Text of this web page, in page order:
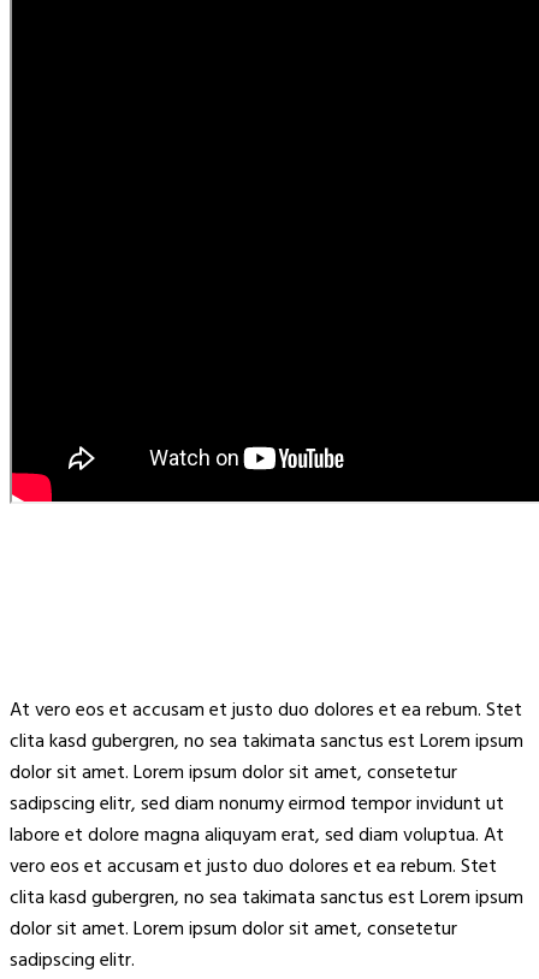
At vero eos et accusam et justo duo dolores et ea rebum. Stet
clita kasd gubergren, no sea takimata sanctus est Lorem ipsum
dolor sit amet. Lorem ipsum dolor sit amet, consetetur
sadipscing elitr, sed diam nonumy eirmod tempor invidunt ut
labore et dolore magna aliquyam erat, sed diam voluptua. At
vero eos et accusam et justo duo dolores et ea rebum. Stet
clita kasd gubergren, no sea takimata sanctus est Lorem ipsum
dolor sit amet. Lorem ipsum dolor sit amet, consetetur
sadipscing elitr.